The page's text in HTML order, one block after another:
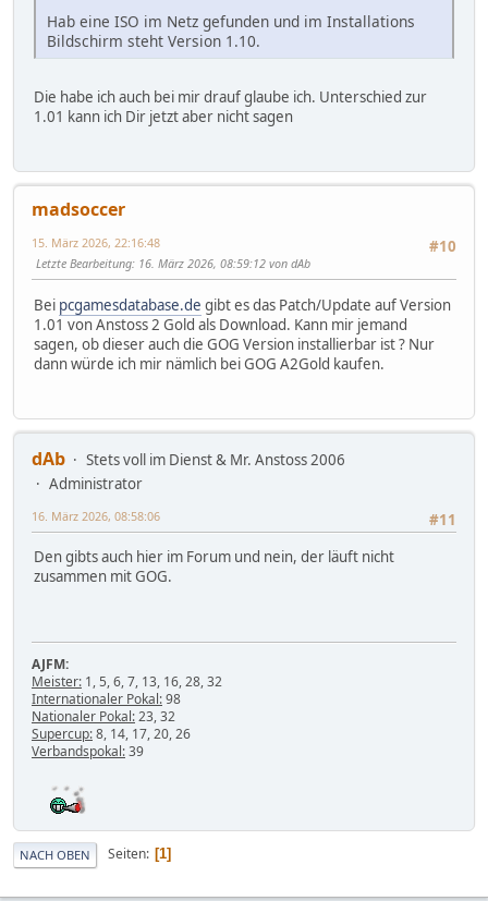
Hab eine ISO im Netz gefunden und im Installations
Bildschirm steht Version 1.10.
Die habe ich auch bei mir drauf glaube ich. Unterschied zur
1.01 kann ich Dir jetzt aber nicht sagen
madsoccer
#10
15. März 2026, 22:16:48
Letzte Bearbeitung: 16. März 2026, 08:59:12 von dAb
Bei pcgamesdatabase.de gibt es das Patch/Update auf Version
1.01 von Anstoss 2 Gold als Download. Kann mir jemand
sagen, ob dieser auch die GOG Version installierbar ist ? Nur
dann würde ich mir nämlich bei GOG A2Gold kaufen.
dAb
Stets voll im Dienst & Mr. Anstoss 2006
Administrator
#11
16. März 2026, 08:58:06
Den gibts auch hier im Forum und nein, der läuft nicht
zusammen mit GOG.
AJFM:
Meister: 1, 5, 6, 7, 13, 16, 28, 32
Internationaler Pokal:98
Nationaler Pokal:23, 32
Supercup:8, 14, 17, 20, 26
Verbandspokal:39
NACH OBEN Seiten 1